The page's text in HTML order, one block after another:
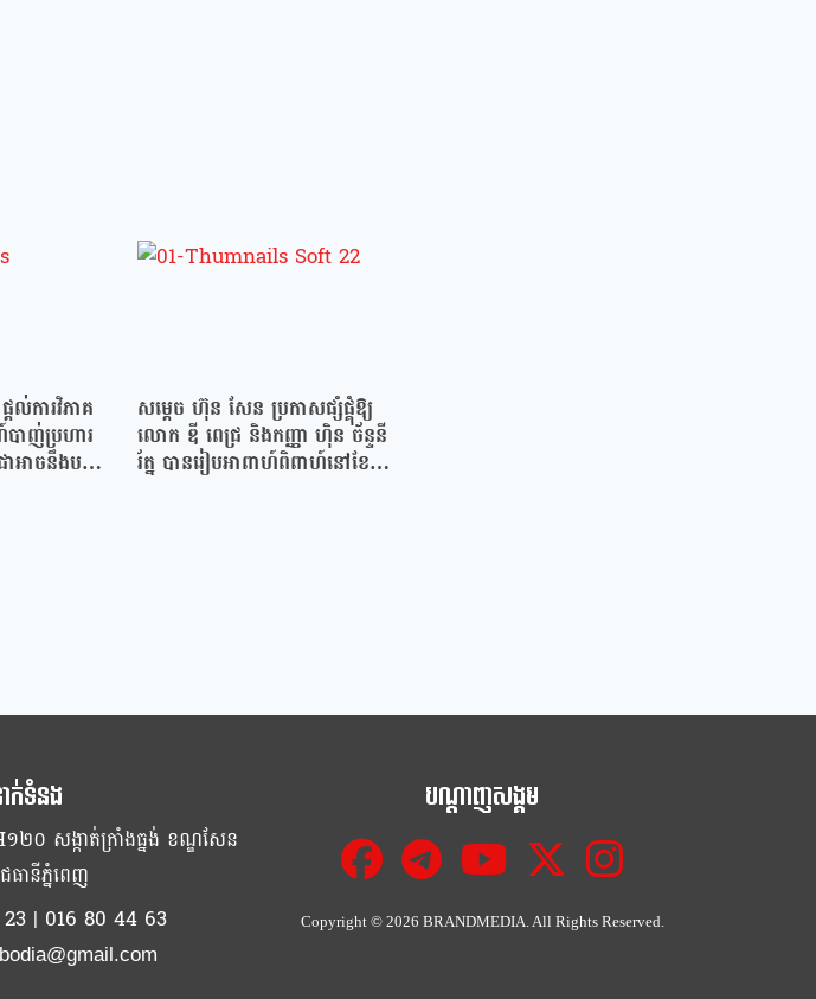
ល់ការវិភាគ
ាញ់ប្រហារ
អាចនឹងបន្ត
សម្ដេច ហ៊ុន សែន ប្រកាសផ្សំផ្គុំឱ្យ
លោក ឌី ពេជ្រ និងកញ្ញា ហ៉ិន ច័ន្ទនី
រ័ត្ន បានរៀបអាពាហ៍ពិពាហ៍នៅខែធ្នូ
ក់ទំនង
០ សង្កាត់ក្រាំងធ្នង់ ខណ្ឌសែន
ធានីភ្នំពេញ
| 016 80 44 63
បណ្ដាញសង្គម
Copyright © 2026 BRANDMEDIA. All Rights Reserved.